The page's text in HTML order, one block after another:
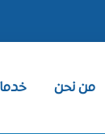
من نحن